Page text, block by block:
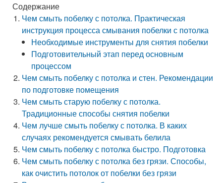
Содержание
Чем смыть побелку с потолка. Практическая
инструкция процесса смывания побелки с потолка
Необходимые инструменты для снятия побелки
Подготовительный этап перед основным
процессом
Чем смыть побелку с потолка и стен. Рекомендации
по подготовке помещения
Чем смыть старую побелку с потолка.
Традиционные способы снятия побелки
Чем лучше смыть побелку с потолка. В каких
случаях рекомендуется смывать белила
Чем смыть побелку с потолка быстро. Подготовка
Чем смыть побелку с потолка без грязи. Способы,
как очистить потолок от побелки без грязи